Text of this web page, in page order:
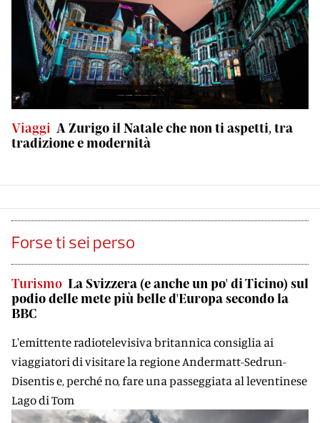
Viaggi A Zurigo il Natale che non ti aspetti, tra
tradizione e modernità
Forse ti sei perso
Turismo La Svizzera (e anche un po' di Ticino) sul
podio delle mete più belle d'Europa secondo la
BBC
L'emittente radiotelevisiva britannica consiglia ai
viaggiatori di visitare la regione Andermatt-Sedrun-
Disentis e, perché no, fare una passeggiata al leventinese
Lago di Tom